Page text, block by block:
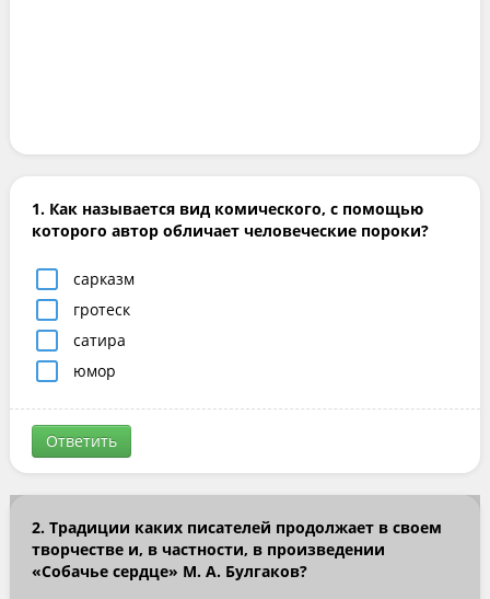
1. Как называется вид комического, с помощью
которого автор обличает человеческие пороки?
сарказм
гротеск
сатира
юмор
Ответить
2. Традиции каких писателей продолжает в своем
творчестве и, в частности, в произведении
«Собачье сердце» М. А. Булгаков?